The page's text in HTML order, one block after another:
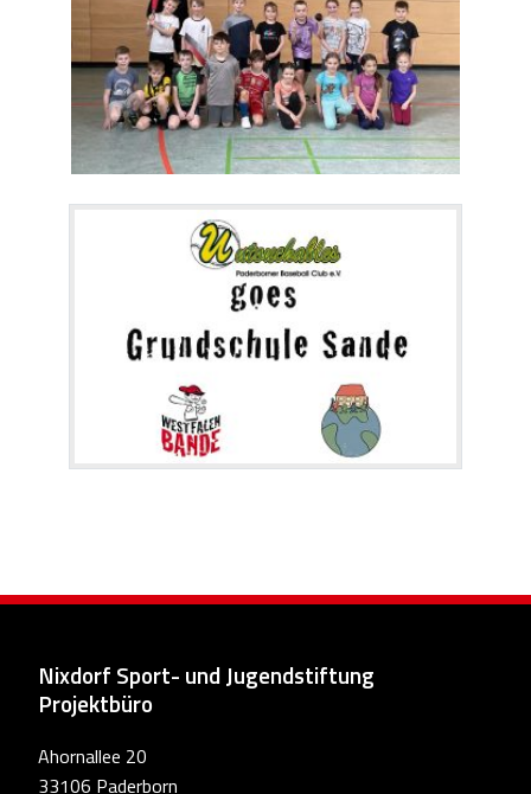
Nixdorf Sport- und Jugendstiftung
Projektbüro
Ahornallee 20
33106 Paderborn